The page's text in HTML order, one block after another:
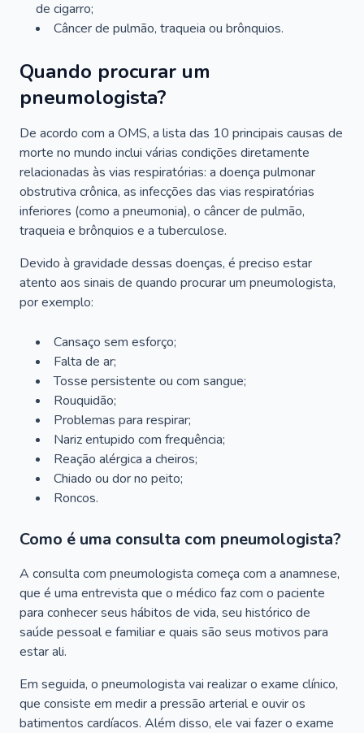
de cigarro;
Câncer de pulmão, traqueia ou brônquios.
Quando procurar um
pneumologista?
De acordo com a OMS, a lista das 10 principais causas de
morte no mundo inclui várias condições diretamente
relacionadas às vias respiratórias: a doença pulmonar
obstrutiva crônica, as infecções das vias respiratórias
inferiores (como a pneumonia), o câncer de pulmão,
traqueia e brônquios e a tuberculose.
Devido à gravidade dessas doenças, é preciso estar
atento aos sinais de quando procurar um pneumologista,
por exemplo:
Cansaço sem esforço;
Falta de ar;
Tosse persistente ou com sangue;
Rouquidão;
Problemas para respirar;
Nariz entupido com frequência;
Reação alérgica a cheiros;
Chiado ou dor no peito;
Roncos.
Como é uma consulta com pneumologista?
A consulta com pneumologista começa com a anamnese,
que é uma entrevista que o médico faz com o paciente
para conhecer seus hábitos de vida, seu histórico de
saúde pessoal e familiar e quais são seus motivos para
estar ali.
Em seguida, o pneumologista vai realizar o exame clínico,
que consiste em medir a pressão arterial e ouvir os
batimentos cardíacos. Além disso, ele vai fazer o exame